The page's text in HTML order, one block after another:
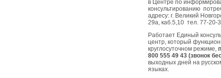
в Центре по
консультированию
адресу: г. Великий
29а, каб.5,10 тел. 77-20-
Работает Единый
центр, который
круглосуточном режиме,
800 555 49 43 (звонок
выходных дней на
языках.